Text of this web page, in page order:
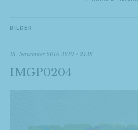
BILDER
13. November 2015 3210 × 2138
IMGP0204